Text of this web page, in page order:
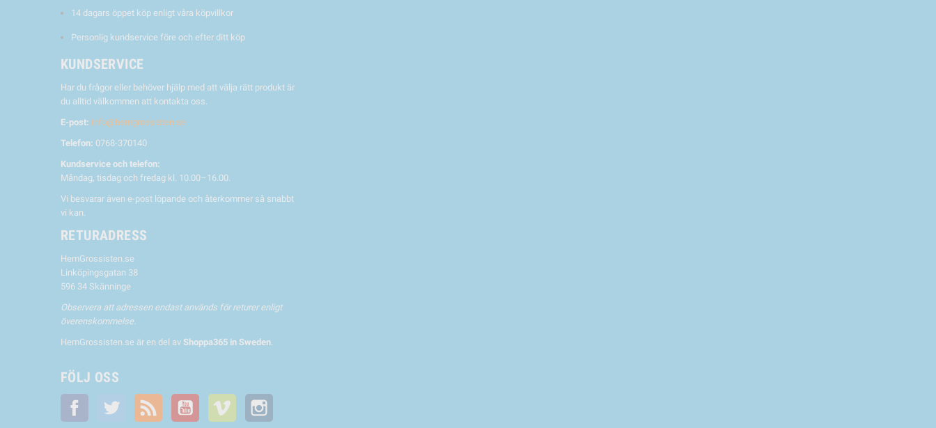
14 dagars öppet köp enligt våra köpvillkor
Personlig kundservice före och efter ditt köp
KUNDSERVICE
Har du frågor eller behöver hjälp med att välja rätt produkt är
du alltid välkommen att kontakta oss.
E-post: info@hemgrossisten.se
Telefon: 0768-370140
Kundservice och telefon:
Måndag, tisdag och fredag kl. 10.00–16.00.
Vi besvarar även e-post löpande och återkommer så snabbt
vi kan.
RETURADRESS
HemGrossisten.se
Linköpingsgatan 38
596 34 Skänninge
Observera att adressen endast används för returer enligt
överenskommelse.
HemGrossisten.se är en del av Shoppa365 in Sweden.
FÖLJ OSS
Facebook Twitter RSS YouTube Vimeo